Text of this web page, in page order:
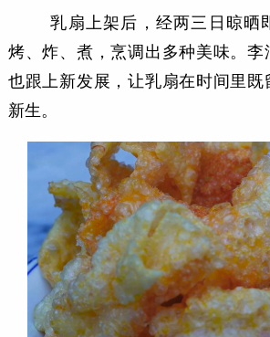
乳扇上架后，经两三日晾晒即
烤、炸、煮，烹调出多种美味。李
也跟上新发展，让乳扇在时间里
新生。